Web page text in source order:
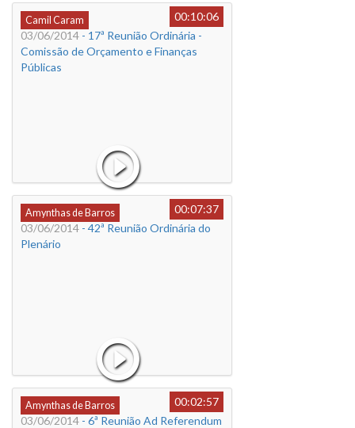
Camil Caram
00:10:06
03/06/2014 - 17ª Reunião Ordinária -
Comissão de Orçamento e Finanças
Públicas
Amynthas de Barros
00:07:37
03/06/2014 - 42ª Reunião Ordinária do
Plenário
Amynthas de Barros
00:02:57
03/06/2014 - 6ª Reunião Ad Referendum